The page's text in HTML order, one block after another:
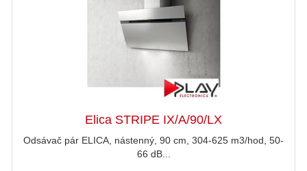
Elica STRIPE IX/A/90/LX
Odsávač pár ELICA, nástenný, 90 cm, 304-625 m3/hod, 50-
66 dB...